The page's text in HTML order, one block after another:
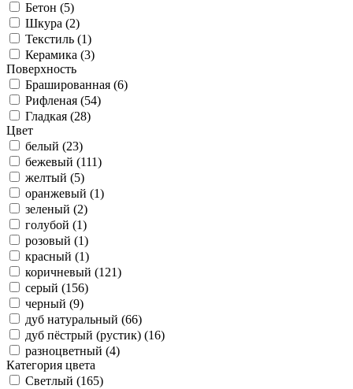
Бетон (5)
Шкура (2)
Текстиль (1)
Керамика (3)
Поверхность
Брашированная (6)
Рифленая (54)
Гладкая (28)
Цвет
белый (23)
бежевый (111)
желтый (5)
оранжевый (1)
зеленый (2)
голубой (1)
розовый (1)
красный (1)
коричневый (121)
серый (156)
черный (9)
дуб натуральный (66)
дуб пёстрый (рустик) (16)
разноцветный (4)
Категория цвета
Светлый (165)